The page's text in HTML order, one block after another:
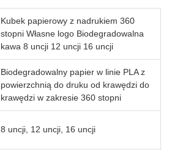
Kubek papierowy z nadrukiem 360
stopni Własne logo Biodegradowalna
kawa 8 uncji 12 uncji 16 uncji
Biodegradowalny papier w linie PLA z
powierzchnią do druku od krawędzi do
krawędzi w zakresie 360 ​​stopni
8 uncji, 12 uncji, 16 uncji